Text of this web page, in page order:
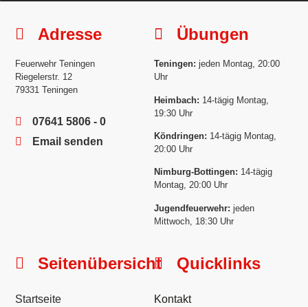
Adresse
Feuerwehr Teningen
Riegelerstr. 12
79331 Teningen
07641 5806 - 0
Email senden
Übungen
Teningen: jeden Montag, 20:00
Uhr
Heimbach: 14-tägig Montag,
19:30 Uhr
Köndringen: 14-tägig Montag,
20:00 Uhr
Nimburg-Bottingen: 14-tägig
Montag, 20:00 Uhr
Jugendfeuerwehr: jeden
Mittwoch, 18:30 Uhr
Seitenübersicht
Startseite
Quicklinks
Kontakt